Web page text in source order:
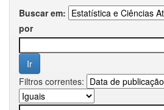
Buscar em:
por
Filtros correntes: